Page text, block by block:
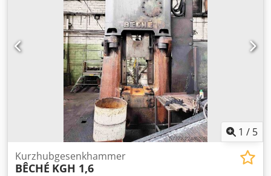
1 / 5
Kurzhubgesenkhammer
BÊCHÉ KGH 1,6